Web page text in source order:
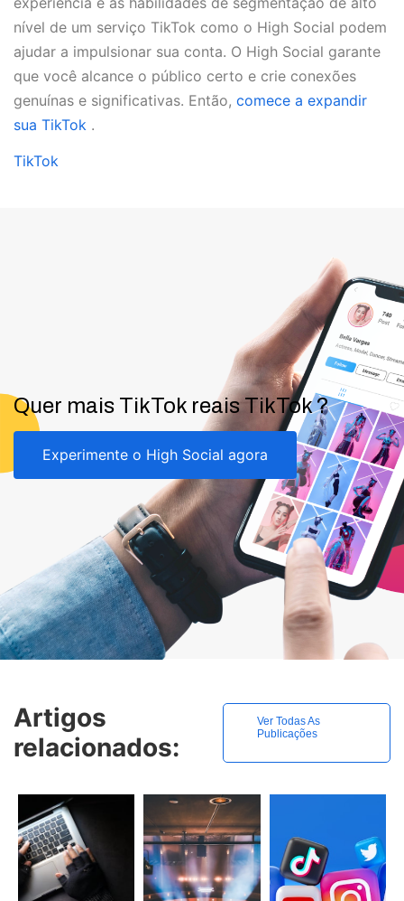
nível de um serviço TikTok como o High Social podem
ajudar a impulsionar sua conta. O High Social garante
que você alcance o público certo e crie conexões
genuínas e significativas. Então, comece a expandir
sua TikTok .
TikTok
Quer mais TikTok reais TikTok ?
Experimente o High Social agora
Artigos
relacionados:
Ver Todas As
Publicações